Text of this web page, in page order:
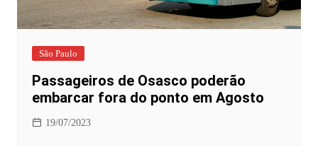
São Paulo
Passageiros de Osasco poderão
embarcar fora do ponto em Agosto
19/07/2023